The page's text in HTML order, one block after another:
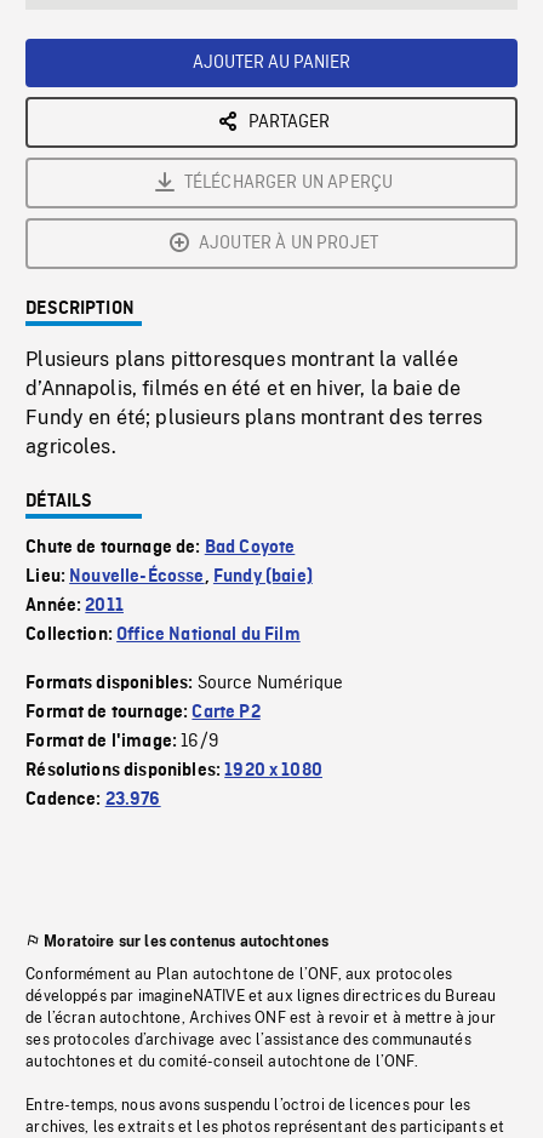
AJOUTER AU PANIER
PARTAGER
TÉLÉCHARGER UN APERÇU
AJOUTER À UN PROJET
DESCRIPTION
Plusieurs plans pittoresques montrant la vallée
d’Annapolis, filmés en été et en hiver, la baie de
Fundy en été; plusieurs plans montrant des terres
agricoles.
DÉTAILS
Chute de tournage de: Bad Coyote
Lieu: Nouvelle-Écosse, Fundy (baie)
Année:2011
Collection:Office National du Film
Formats disponibles: Source Numérique
Format de tournage:Carte P2
Format de l'image:16/9
Résolutions disponibles:1920 x 1080
Cadence: 23.976
Moratoire sur les contenus autochtones
Conformément au Plan autochtone de l’ONF, aux protocoles
développés par imagineNATIVE et aux lignes directrices du Bureau
de l’écran autochtone, Archives ONF est à revoir et à mettre à jour
ses protocoles d’archivage avec l’assistance des communautés
autochtones et du comité-conseil autochtone de l’ONF.
Entre-temps, nous avons suspendu l’octroi de licences pour les
archives, les extraits et les photos représentant des participants et